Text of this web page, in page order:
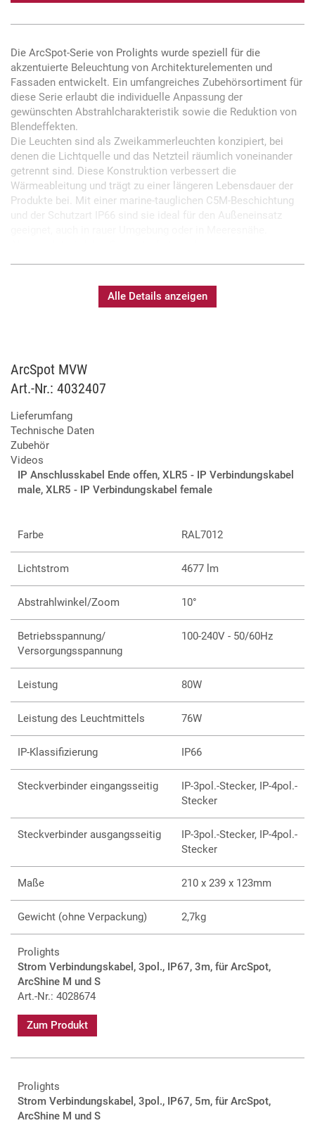
Die ArcSpot-Serie von Prolights wurde speziell für die
akzentuierte Beleuchtung von Architekturelementen und
Fassaden entwickelt. Ein umfangreiches Zubehörsortiment für
diese Serie erlaubt die individuelle Anpassung der
gewünschten Abstrahlcharakteristik sowie die Reduktion von
Blendeffekten.
Die Leuchten sind als Zweikammerleuchten konzipiert, bei
denen die Lichtquelle und das Netzteil räumlich voneinander
getrennt sind. Diese Konstruktion verbessert die
Wärmeableitung und trägt zu einer längeren Lebensdauer der
Produkte bei. Mit einer marine-tauglichen C5M-Beschichtung
und der Schutzart IP66 sind sie ideal für den Außeneinsatz
Der ArcSpot MVW ist ein besonders kleiner runder Strahler der
Serie. Er ist mit einer 19 x 4W Variable-White LED-Quelle
19 x 4W Variable White-LED
IP66 und C5M für dauerhafte Outdoor-Installationen
Umfragreiche Auswahl an Zubehör
Steuerung per DMX, RDM oder Stand-alone
Verfügbar in 6 Größen (Dot, XS, S, M, L, XL)
Auch als RGB+warmweiß-Version verfügbar
Alle Details anzeigen
ArcSpot MVW
Art.-Nr.: 4032407
Lieferumfang
Technische Daten
Zubehör
Videos
IP Anschlusskabel Ende offen, XLR5 - IP Verbindungskabel
male, XLR5 - IP Verbindungskabel female
Farbe RAL7012
Lichtstrom 4677 lm
Abstrahlwinkel/Zoom 10°
Betriebsspannung/
Versorgungsspannung
100-240V - 50/60Hz
Leistung 80W
Leistung des Leuchtmittels 76W
IP-Klassifizierung IP66
Steckverbinder eingangsseitig
IP-3pol.-Stecker, IP-4pol.-
Stecker
Steckverbinder ausgangsseitig
IP-3pol.-Stecker, IP-4pol.-
Stecker
Maße 210 x 239 x 123mm
Gewicht (ohne Verpackung) 2,7kg
Prolights
Strom Verbindungskabel, 3pol., IP67, 3m, für ArcSpot,
ArcShine M und S
Art.-Nr.: 4028674
Zum Produkt
Prolights
Strom Verbindungskabel, 3pol., IP67, 5m, für ArcSpot,
ArcShine M und S